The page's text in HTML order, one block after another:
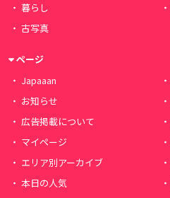
暮らし
古写真
ページ
Japaaan
お知らせ
広告掲載について
マイページ
エリア別アーカイブ
本日の人気